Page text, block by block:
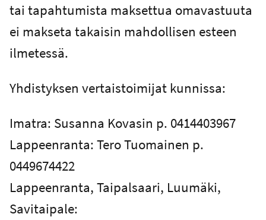
tai tapahtumista maksettua omavastuuta
ei makseta takaisin mahdollisen esteen
ilmetessä.
Yhdistyksen vertaistoimijat kunnissa:
Imatra: Susanna Kovasin p. 0414403967
Lappeenranta: Tero Tuomainen p.
0449674422
Lappeenranta, Taipalsaari, Luumäki,
Savitaipale: